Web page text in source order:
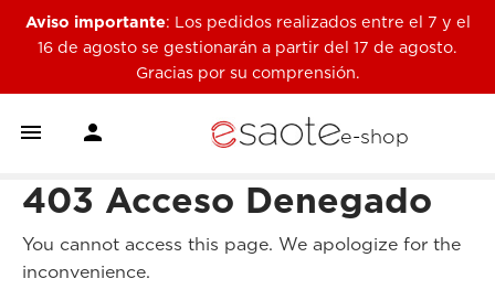
Aviso importante: Los pedidos realizados entre el 7 y el
16 de agosto se gestionarán a partir del 17 de agosto.
Gracias por su comprensión.
  e-shop
403 Acceso Denegado
You cannot access this page. We apologize for the
inconvenience.